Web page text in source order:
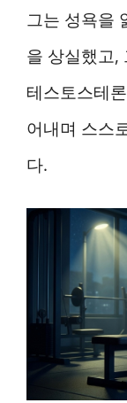
그는 성욕을
을 상실했고,
테스토스테
어내며 스스
다.